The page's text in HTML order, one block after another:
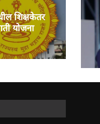
शिक्षकेतर
योजना